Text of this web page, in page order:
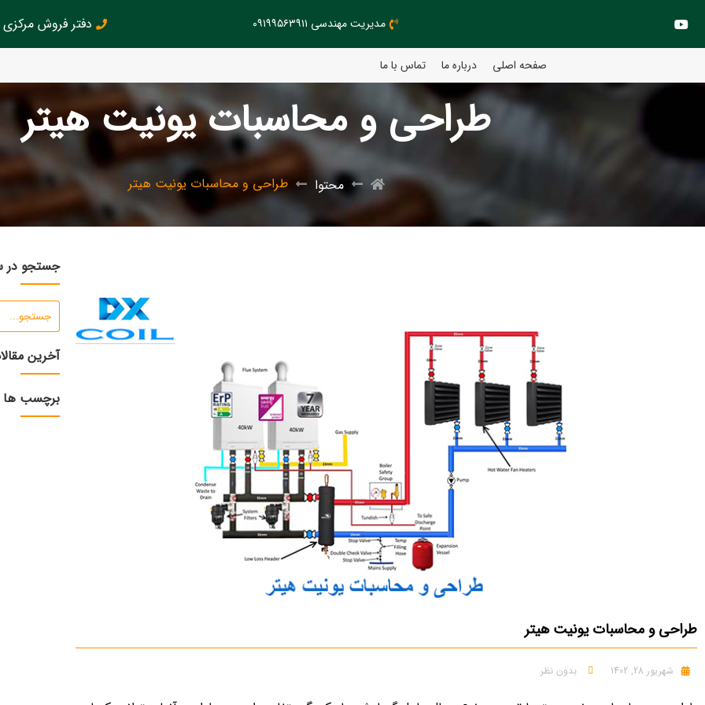
مدیریت مهندسی ۰۹۱۹۹۵۶۳۹۱۱ دفتر فروش مرکزی :
صفحه اصلی درباره ما تماس با ما
طراحی و محاسبات یونیت هیتر
محتوا طراحی و محاسبات یونیت هیتر
طراحی و محاسبات یونیت هیتر
شهریور 28, 1402 بدون نظر
جستجو در
آخرین
برچسب ها